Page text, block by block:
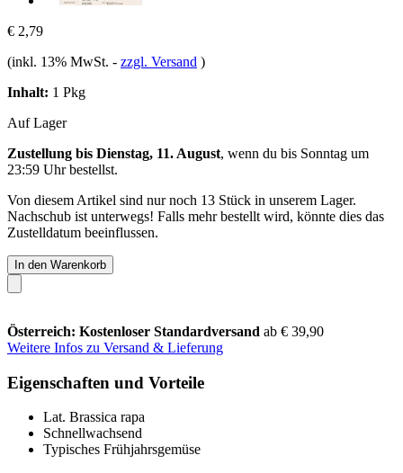
€ 2,79
(inkl. 13% MwSt. - zzgl. Versand )
Inhalt: 1 Pkg
Auf Lager
Zustellung bis Dienstag, 11. August, wenn du bis Sonntag um
23:59 Uhrbestellst.
Von diesem Artikel sind nur noch 13 Stück in unserem Lager.
Nachschub ist unterwegs! Falls mehr bestellt wird, könnte dies das
Zustelldatum beeinflussen.
In den Warenkorb
Österreich: Kostenloser Standardversand ab € 39,90
Weitere Infos zu Versand & Lieferung
Eigenschaften und Vorteile
Lat. Brassica rapa
Schnellwachsend
Typisches Frühjahrsgemüse